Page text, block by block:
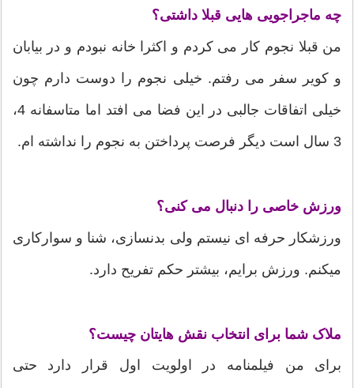
چه ماجراجویی هایی قبلا داشتی؟
من قبلا نجوم کار می کردم و اکثرا خانه نبودم و در بیابان
و کویر سفر می رفتم. خیلی نجوم را دوست دارم چون
خیلی اتفاقات جالبی در این فضا می افتد اما متاسفانه 4،
3 سال است ديگر فرصت پرداختن به نجوم را نداشته ام.
ورزش خاصی را دنبال می کنی؟
ورزشکار حرفه ای نیستم ولی بدنسازی، شنا و سوارکاری
میکنم. ورزش برایم، بیشتر حکم تفریح دارد.
ملاک شما برای انتخاب نقش هایتان چیست؟
برای من فیلمنامه در اولویت اول قرار دارد حتی